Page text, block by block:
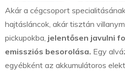
Akár a cégcsoport
hajtásláncok, akár tisztán
pickupokba, jelentősen javulni
emissziós besorolása. Egy
egyébként az akkumulátoros